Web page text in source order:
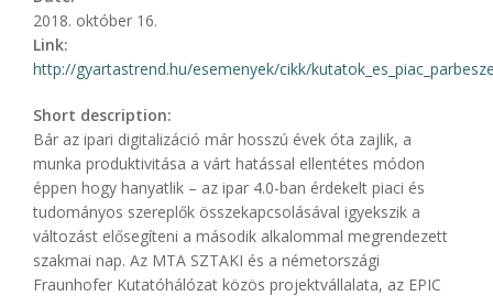
2018. október 16.
Link:
http://gyartastrend.hu/esemenyek/cikk/
Short description:
Bár az ipari digitalizáció már hosszú évek óta zajlik, a
munka produktivitása a várt hatással ellentétes módon
éppen hogy hanyatlik – az ipar 4.0-ban érdekelt piaci és
tudományos szereplők összekapcsolásával igyekszik a
változást elősegíteni a második alkalommal megrendezett
szakmai nap. Az MTA SZTAKI és a németországi
Fraunhofer Kutatóhálózat közös projektvállalata, az EPIC